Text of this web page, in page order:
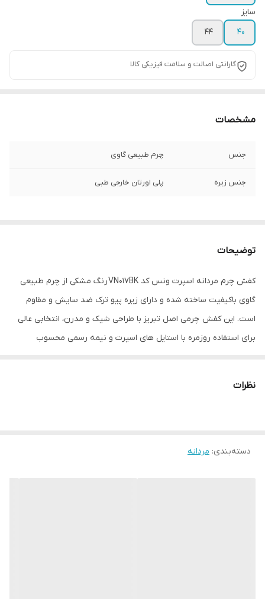
سایز
40
44
گارانتی اصالت و سلامت فیزیکی کالا
مشخصات
جنس چرم طبیعی گاوی
جنس زیره پلی اورتان خارجی طبی
توضیحات
کفش چرم مردانه اسپرت ونس کد VN017BK رنگ مشکی از چرم طبیعی
گاوی باکیفیت ساخته شده و دارای زیره پیو ترک ضد سایش و مقاوم
است. این کفش چرمی اصل تبریز با طراحی شیک و مدرن، انتخابی عالی
برای استفاده روزمره با استایل های اسپرت و نیمه رسمی محسوب
نظرات
دسته‌بندی: مردانه